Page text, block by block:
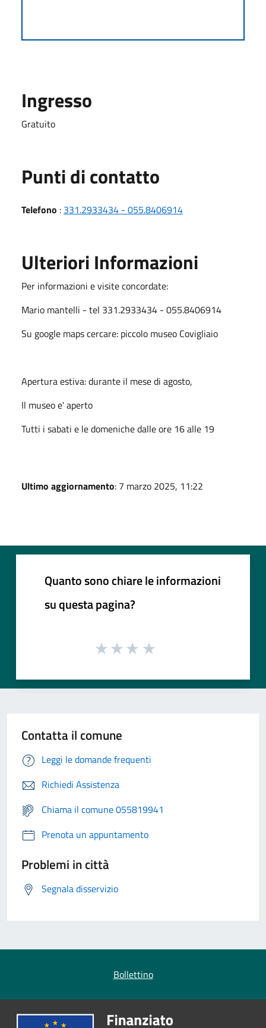
Ingresso
Gratuito
Punti di contatto
Telefono : 331.2933434 - 055.8406914
Ulteriori Informazioni
Per informazioni e visite concordate:
Mario mantelli - tel 331.2933434 - 055.8406914
Su google maps cercare: piccolo museo Covigliaio
Apertura estiva: durante il mese di agosto,
Il museo e' aperto
Tutti i sabati e le domeniche dalle ore 16 alle 19
Ultimo aggiornamento: 7 marzo 2025, 11:22
Quanto sono chiare le informazioni
su questa pagina?
Contatta il comune
Leggi le domande frequenti
Richiedi Assistenza
Chiama il comune 055819941
Prenota un appuntamento
Problemi in città
Segnala disservizio
Bollettino